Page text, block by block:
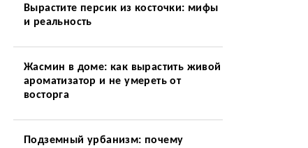
Вырастите персик из косточки: мифы
и реальность
Жасмин в доме: как вырастить живой
ароматизатор и не умереть от
восторга
Подземный урбанизм: почему